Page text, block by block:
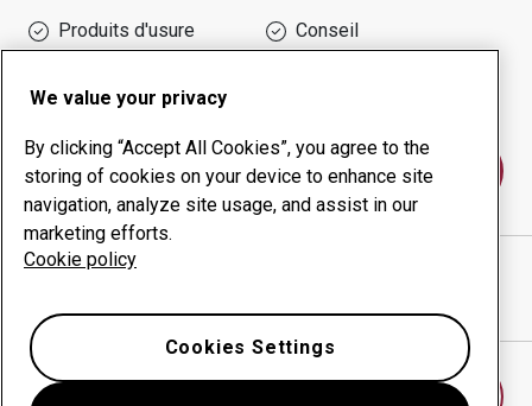
Produits d'usure
Conseil
disponibilité
Contactez-nous
MASSIN SPA
We value your privacy
By clicking “Accept All Cookies”, you agree to the
storing of cookies on your device to enhance site
navigation, analyze site usage, and assist in our
marketing efforts.
Cookie policy
Cookies Settings